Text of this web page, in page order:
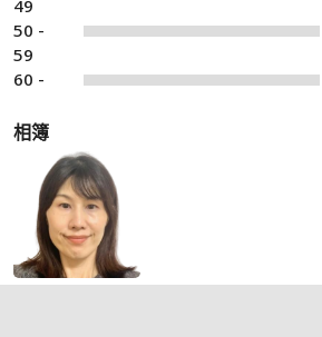
49
50 -
59
60 -
相簿